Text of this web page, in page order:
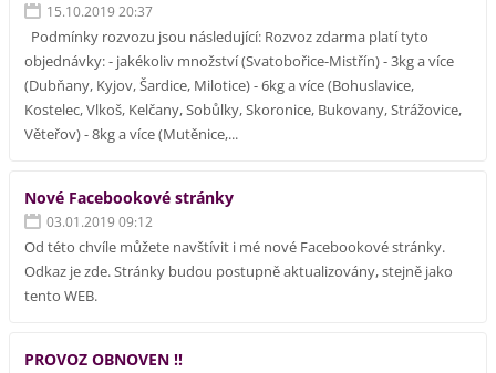
15.10.2019 20:37
Podmínky rozvozu jsou následující: Rozvoz zdarma platí tyto
objednávky: - jakékoliv množství (Svatobořice-Mistřín) - 3kg a více
(Dubňany, Kyjov, Šardice, Milotice) - 6kg a více (Bohuslavice,
Kostelec, Vlkoš, Kelčany, Sobůlky, Skoronice, Bukovany, Strážovice,
Věteřov) - 8kg a více (Mutěnice,...
Nové Facebookové stránky
03.01.2019 09:12
Od této chvíle můžete navštívit i mé nové Facebookové stránky.
Odkaz je zde. Stránky budou postupně aktualizovány, stejně jako
tento WEB.
PROVOZ OBNOVEN !!